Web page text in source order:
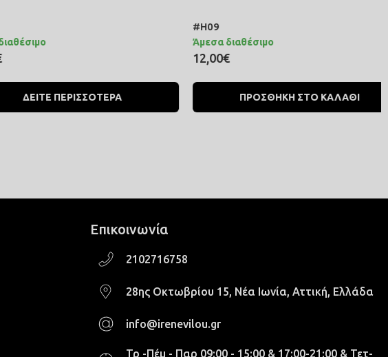
ΠΕΡΙΣΣΟΤΕΡΑ
Άμεσα διαθέσιμο
12,00€
ΠΡΟΣΘΗΚΗ ΣΤΟ ΚΑΛΑΘΙ
Επικοινωνία
2102716758
28ης Οκτωβρίου 15, Νέα Ιωνία, Αττική, Ελλάδα
info@irenevilou.gr
Τρ -Πέμ - Παρ 09:00 - 15:00 & 17:00-21:00 & Τετ-